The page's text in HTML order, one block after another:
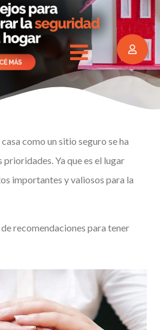
como un sitio seguro se ha
prioridades. Ya que es el lugar
importantes y valiosos para la
recomendaciones para tener